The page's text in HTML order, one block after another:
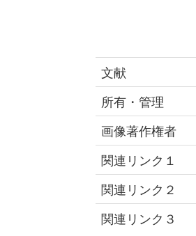
文献
所有・管理
画像著作権者
関連リンク１
関連リンク２
関連リンク３